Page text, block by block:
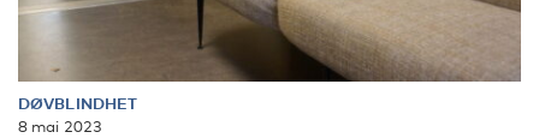
DØVBLINDHET
8 mai 2023